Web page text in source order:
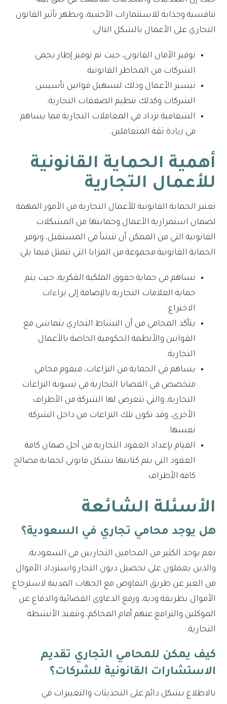
تنافسية وجذابة للاستثمارات الأجنبية، ويظهر تأثير القانون
التجاري على الأعمال بالشكل التالي:
توفير الأمان القانوني، حيث تم توفير إطار يحمي
الشركات من المخاطر القانونية.
تيسير الأعمال وذلك لتسهيل قوانين تأسيس
الشركات وكذلك تنظيم الصفقات التجارية.
الشفافية تزداد في المعاملات التجارية مما يساهم
في زيادة ثقة المتعاملين.
أهمية الحماية القانونية
للأعمال التجارية
تعتبر الحماية القانونية للأعمال التجارية من الأمور المهمة
لضمان استمرارية الأعمال وحمايتها من المشكلات
القانونية التي من الممكن أن تنشأ في المستقبل، وتوفر
الحماية القانونية مجموعة من المزايا التي تتمثل فيما يلي:
تساهم في حماية حقوق الملكية الفكرية، حيث يتم
حماية العلامات التجارية بالإضافة إلى براءات
الاختراع.
يتأكد المحامي من أن النشاط التجاري يتماشى مع
القوانين والأنظمة الحكومية الخاصة بالأعمال
التجارية.
يساهم في الحماية من النزاعات، فيقوم محامي
متخصص في القضايا التجارية في تسوية النزاعات
التجارية، والتي تتعرض لها الشركة من الأطراف
الأخرى، وقد تكون تلك النزاعات من داخل الشركة
نفسها.
القيام بإعداد العقود التجارية من أجل ضمان كافة
العقود التي يتم كتابتها بشكل قانوني لحماية مصالح
كافة الأطراف.
الأسئلة الشائعة
هل يوجد محامي تجاري في السعودية؟
نعم يوجد الكثير من المحامين التجاريين في السعودية،
والذين يعملون على تحصيل ديون التجار واسترداد الأموال
من الغير عن طريق التفاوض مع الجهات المدينة لاسترجاع
الأموال بطريقة ودية، ورفع الدعاوى القضائية والدفاع عن
الموكلين والترافع عنهم أمام المحاكم، وتنفيذ الأنشطة
التجارية.
كيف يمكن للمحامي التجاري تقديم
الاستشارات القانونية للشركات؟
بالاطلاع بشكل دائم على التحديثات والتغييرات في